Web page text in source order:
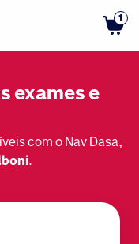
1
exames e
com o Nav Dasa,
.